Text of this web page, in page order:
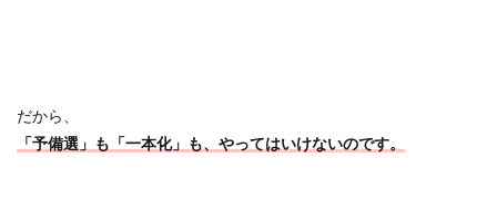
だから、
「予備選」も「一本化」も、やってはいけないのです。